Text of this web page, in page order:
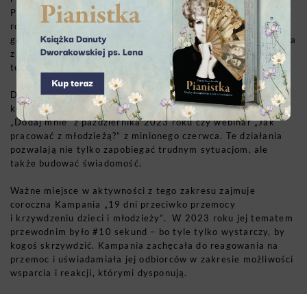
Projekty „Mniej Więcej 2022–2024”, „Ja nie piję” z 2023
roku czy „My nie bierzemy 2024–2025” przeprowadzają
gotowych na to młodych ludzi przez cały proces wychodzenia
z uzależnień. Od maja do listopada 2023 roku działał też
telefon zaufania dla zmagającej się z używkami młodzieży.
Dodatkowo Fundacja działa profilaktycznie. Organizuje
konferencje i webinary – jak choćby konferencja online
„Dodaj mnie” z października 2023 roku czy webinar „Jak
pracować z młodzieżą?” z minionego czerwca. Te działania
pozwalają nie tylko zapobiegać trudnym sytuacjom, ale
także budować świadomość.
Ważne miejsce w aktywności z tego zakresu zajmuje
coroczna Kampania „19 dni przeciwko przemocy
i krzywdzeniu dzieci i młodzieży”. W 2023 roku jej tematem
przewodnim było #10 sekund – bo tyle tylko wystarczy, by
kogoś skrzywdzić. Kampania zachęcała do reagowania na
przemoc i uświadamiała jej odbiorców w zakresie możliwości
wsparcia i reakcji, którymi dysponują.